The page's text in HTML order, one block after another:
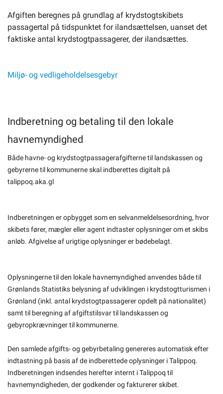
Afgiften beregnes på grundlag af krydstogtskibets
passagertal på tidspunktet for ilandsættelsen, uanset det
faktiske antal krydstogtpassagerer, der ilandsættes.
Miljø- og vedligeholdelsesgebyr
Indberetning og betaling til den lokale
havnemyndighed
Både havne- og krydstogtpassagerafgifterne til landskassen og
gebyrerne til kommunerne skal indberettes digitalt på
talippoq.aka.gl
Indberetningen er opbygget som en selvanmeldelsesordning, hvor
skibets fører, mægler eller agent indtaster oplysninger om et skibs
anløb. Afgivelse af urigtige oplysninger er bødebelagt.
Oplysningerne til den lokale havnemyndighed anvendes både til
Grønlands Statistiks belysning af udviklingen i krydstogtturismen i
Grønland (inkl. antal krydstogtpassagerer opdelt på nationalitet)
samt til beregning af afgiftstilsvar til landskassen og
gebyropkrævninger til kommunerne.
Den samlede afgifts- og gebyrbetaling genereres automatisk efter
indtastning på basis af de indberettede oplysninger i Talippoq.
Indberetningen indsendes herefter internt i Talippoq til
havnemyndigheden, der godkender og fakturerer skibet.